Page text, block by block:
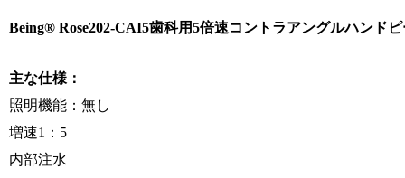
Being® Rose202-CAI5歯科用5倍速コントラアングルハンド
主な仕様：
照明機能：無し
増速1：5
内部注水